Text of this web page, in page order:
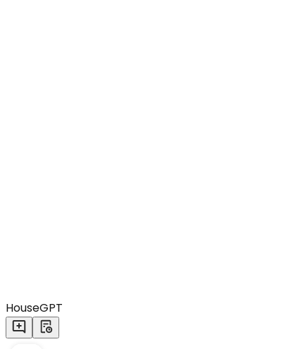
HouseGPT